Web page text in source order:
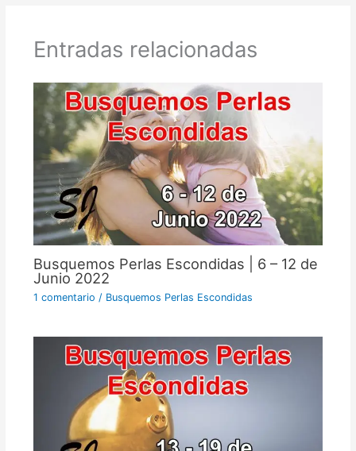
Entradas relacionadas
Busquemos Perlas Escondidas | 6 – 12 de
Junio 2022
1 comentario / Busquemos Perlas Escondidas